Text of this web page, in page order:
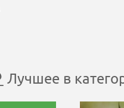
Лучшее в